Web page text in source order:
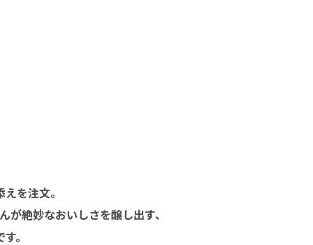
を注文。
絶妙なおいしさを醸し出す、
。